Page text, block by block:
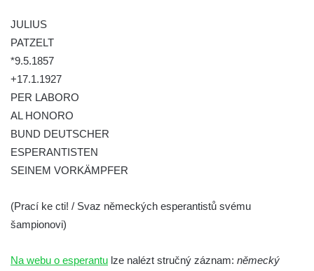
Hrob Bartoloměje Vavreyna na hřbitově ve
Velešíně
Hrob Josefa Novotného na hřbitově ve
Velešíně
Hrob Jana Křtitele Mikyšky na hřbitově ve
Velešíně
Velešíně
JULIUS
PATZELT
*9.5.1857
+17.1.1927
PER LABORO
AL HONORO
BUND DEUTSCHER
ESPERANTISTEN
SEINEM VORKÄMPFER
(Prací ke cti! / Svaz německých esperantistů svému
šampionovi)
Na webu o esperantu lze nalézt stručný záznam: německý